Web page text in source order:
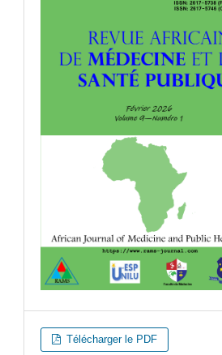
Télécharger le PDF